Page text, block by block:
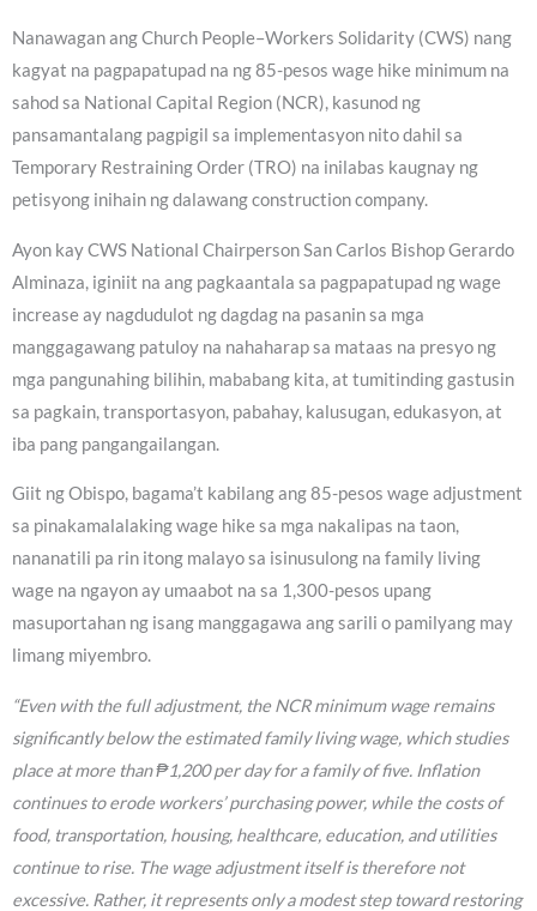
Nanawagan ang Church People–Workers Solidarity (CWS) nang
kagyat na pagpapatupad na ng 85-pesos wage hike minimum na
sahod sa National Capital Region (NCR), kasunod ng
pansamantalang pagpigil sa implementasyon nito dahil sa
Temporary Restraining Order (TRO) na inilabas kaugnay ng
petisyong inihain ng dalawang construction company.
Ayon kay CWS National Chairperson San Carlos Bishop Gerardo
Alminaza, iginiit na ang pagkaantala sa pagpapatupad ng wage
increase ay nagdudulot ng dagdag na pasanin sa mga
manggagawang patuloy na nahaharap sa mataas na presyo ng
mga pangunahing bilihin, mababang kita, at tumitinding gastusin
sa pagkain, transportasyon, pabahay, kalusugan, edukasyon, at
iba pang pangangailangan.
Giit ng Obispo, bagama’t kabilang ang 85-pesos wage adjustment
sa pinakamalalaking wage hike sa mga nakalipas na taon,
nananatili pa rin itong malayo sa isinusulong na family living
wage na ngayon ay umaabot na sa 1,300-pesos upang
masuportahan ng isang manggagawa ang sarili o pamilyang may
limang miyembro.
“Even with the full adjustment, the NCR minimum wage remains
significantly below the estimated family living wage, which studies
place at more than ₱1,200 per day for a family of five. Inflation
continues to erode workers’ purchasing power, while the costs of
food, transportation, housing, healthcare, education, and utilities
continue to rise. The wage adjustment itself is therefore not
excessive. Rather, it represents only a modest step toward restoring